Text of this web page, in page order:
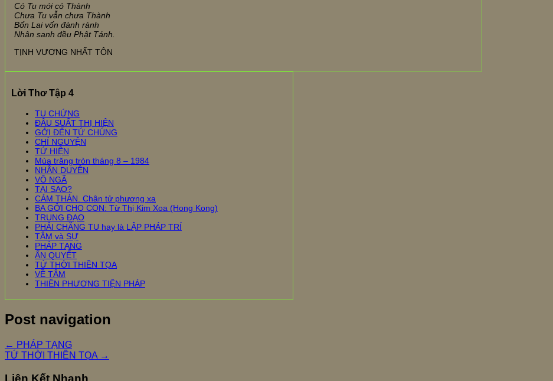
Có Tu mới có Thành
Chưa Tu vẫn chưa Thành
Bổn Lai vốn đành rành
Nhân sanh đều Phật Tánh.
TỊNH VƯƠNG NHẤT TÔN
Lời Thơ Tập 4
TU CHỨNG
ĐÂU SUẤT THỊ HIỆN
GỞI ĐẾN TỨ CHÚNG
CHÍ NGUYỆN
TỨ HIỆN
Mùa trăng tròn tháng 8 – 1984
NHÂN DUYÊN
VÔ NGÃ
TẠI SAO?
CẢM THÁN. Chân tử phương xa
BA GỞI CHO CON: Từ Thị Kim Xoa (Hong Kong)
TRUNG ĐẠO
PHẢI CHĂNG TU hay là LẬP PHÁP TRÍ
TÂM và SỰ
PHÁP TẠNG
ẤN QUYẾT
TỨ THỜI THIỀN TỌA
VỀ TÂM
THIỀN PHƯƠNG TIỆN PHÁP
Post navigation
← PHÁP TẠNG
TỨ THỜI THIỀN TỌA →
Liên Kết Nhanh